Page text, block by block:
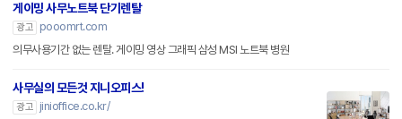
게이밍 사무노트북 단기렌탈
광고
pooomrt.com
의무사용기간 없는 렌탈. 게이밍 영상 그래픽 삼성 MSI 노트북 병원
사무실의 모든것 지니오피스!
광고
jinioffice.co.kr/